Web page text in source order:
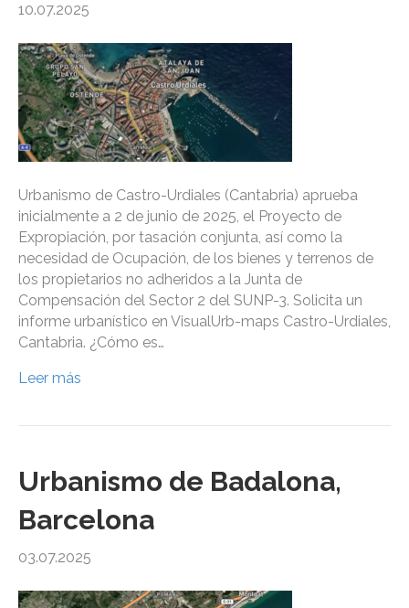
10.07.2025
Urbanismo de Castro-Urdiales (Cantabria) aprueba
inicialmente a 2 de junio de 2025, el Proyecto de
Expropiación, por tasación conjunta, así como la
necesidad de Ocupación, de los bienes y terrenos de
los propietarios no adheridos a la Junta de
Compensación del Sector 2 del SUNP-3. Solicita un
informe urbanístico en VisualUrb-maps Castro-Urdiales,
Cantabria. ¿Cómo es…
Leer más
Urbanismo de Badalona,
Barcelona
03.07.2025